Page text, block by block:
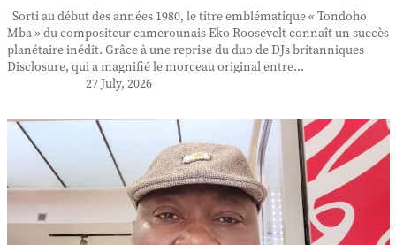
Sorti au début des années 1980, le titre emblématique « Tondoho
Mba » du compositeur camerounais Eko Roosevelt connaît un succès
planétaire inédit. Grâce à une reprise du duo de DJs britanniques
Disclosure, qui a magnifié le morceau original entre...
27 July, 2026